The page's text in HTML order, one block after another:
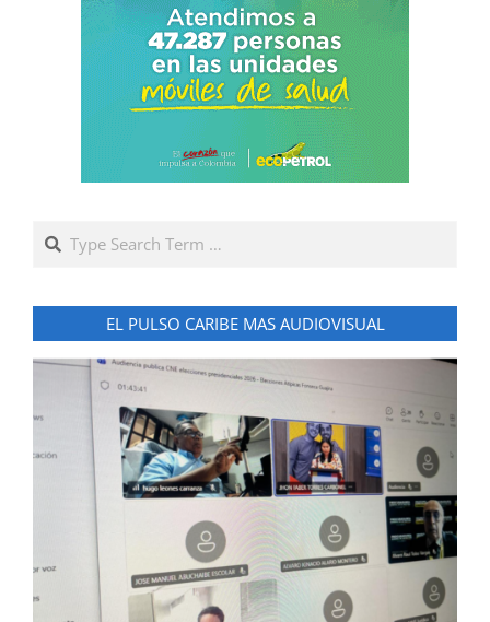
Search
EL PULSO CARIBE MAS AUDIOVISUAL